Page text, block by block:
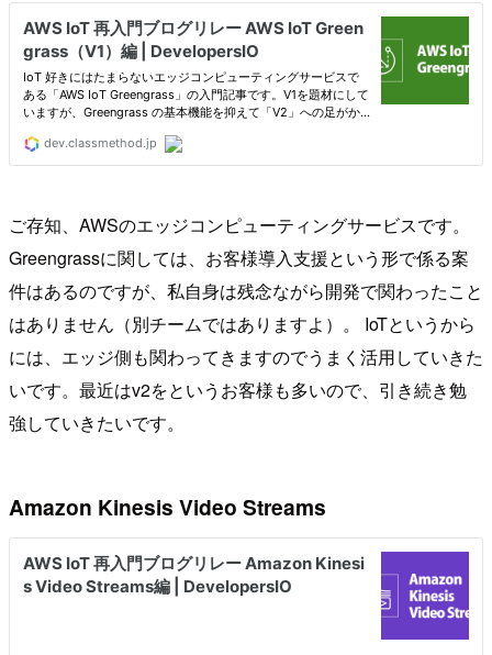
ご存知、AWSのエッジコンピューティングサービスです。
Greengrassに関しては、お客様導入支援という形で係る案
件はあるのですが、私自身は残念ながら開発で関わったこと
はありません（別チームではありますよ）。 IoTというから
には、エッジ側も関わってきますのでうまく活用していきた
いです。最近はv2をというお客様も多いので、引き続き勉
強していきたいです。
Amazon Kinesis Video Streams